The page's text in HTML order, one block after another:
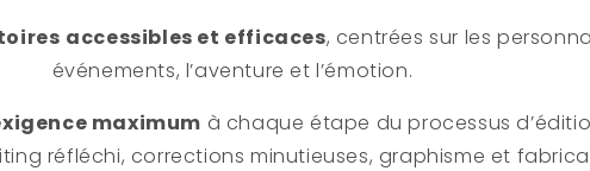
accessibles et efficaces, centrées sur les
événements, l’aventure et l’émotion.
maximum à chaque étape du processus
réfléchi, corrections minutieuses, graphisme et